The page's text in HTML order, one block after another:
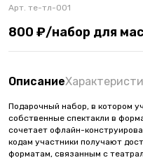
Арт. те-тл-001
800 ₽/набор для
Описание
Подарочный набор, в котором
собственные спектакли в
сочетает офлайн-
кодам участники получают
форматам, связанным с